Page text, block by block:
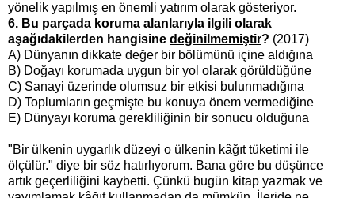
yönelik yapılmış en önemli yatırım olarak gösteriyor.
6. Bu parçada koruma alanlarıyla ilgili olarak
aşağıdakilerden hangisine değinilmemiştir? (2017)
A) Dünyanın dikkate değer bir bölümünü içine aldığına
B) Doğayı korumada uygun bir yol olarak görüldüğüne
C) Sanayi üzerinde olumsuz bir etkisi bulunmadığına
D) Toplumların geçmişte bu konuya önem vermediğine
E) Dünyayı koruma gerekliliğinin bir sonucu olduğuna
"Bir ülkenin uygarlık düzeyi o ülkenin kâğıt tüketimi ile
ölçülür." diye bir söz hatırlıyorum. Bana göre bu düşünce
artık geçerliliğini kaybetti. Çünkü bugün kitap yazmak ve